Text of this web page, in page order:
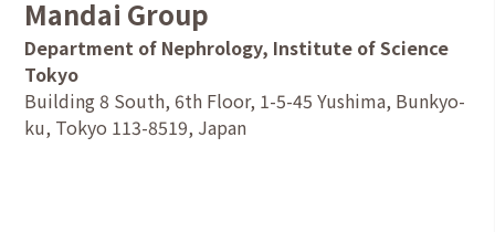
Mandai Group
Department of Nephrology, Institute of Science
Tokyo
Building 8 South, 6th Floor, 1-5-45 Yushima, Bunkyo-
ku, Tokyo 113-8519, Japan